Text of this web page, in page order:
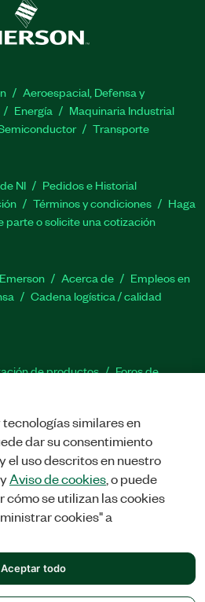
Aeroespacial, Defensa y
Energía
Maquinaria Industrial
Transporte
NI
Pedidos e Historial
Términos y condiciones
Haga
parte o solicite una cotización
Acerca de
Empleos en
Cadena logística / calidad
de productos
Foros de
FacebookLinkedIn
TODOS LOS DERECHOS
similares en
dar su consentimiento
el uso descritos en nuestro
yAviso de cookies, o puede
cómo se utilizan las cookies
cookies" a
Aceptar todo